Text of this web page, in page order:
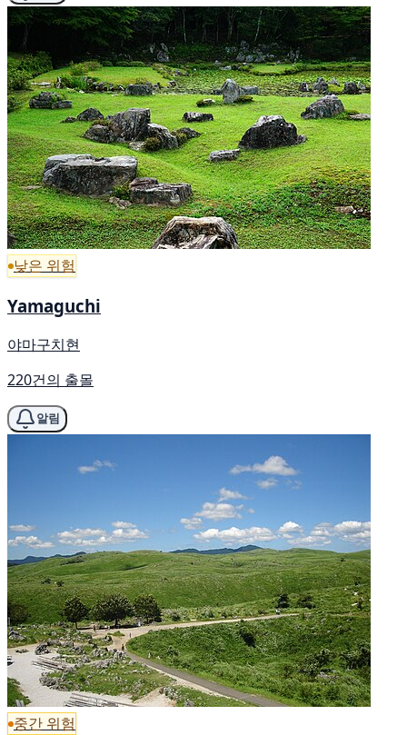
낮은 위험
Yamaguchi
야마구치현
220건의 출몰
알림
중간 위험